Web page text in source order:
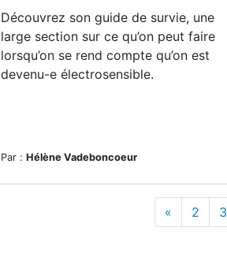
Découvrez son guide de survie, une
large section sur ce qu’on peut faire
lorsqu’on se rend compte qu’on est
devenu-e électrosensible.
Par : Hélène Vadeboncoeur
« 2 3